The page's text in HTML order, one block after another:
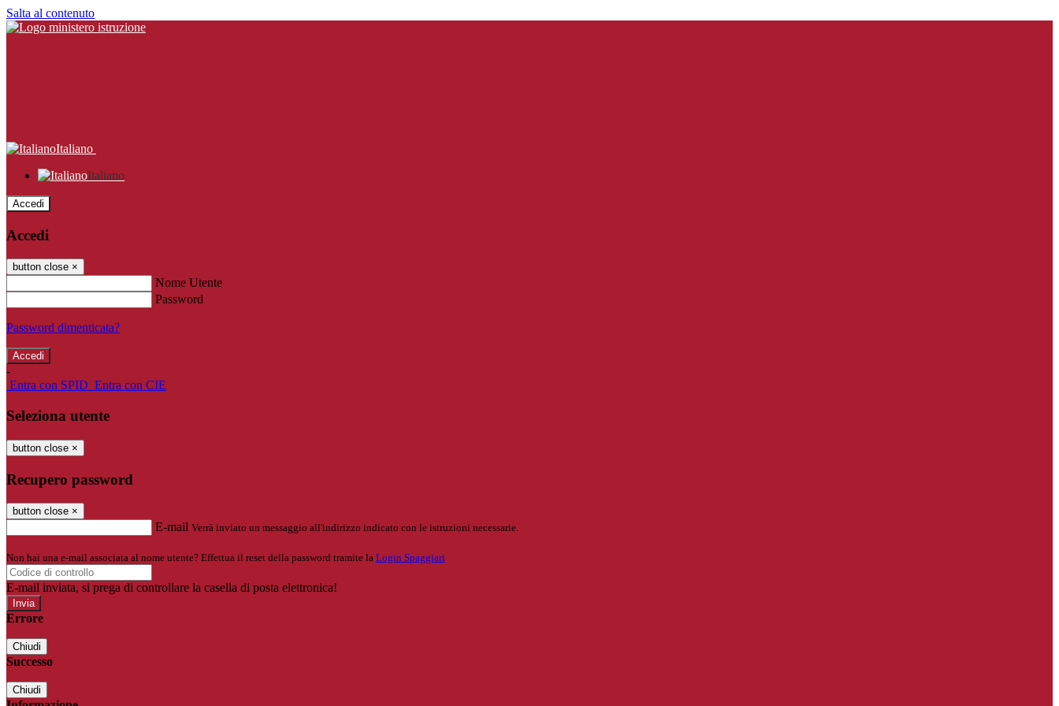
Salta al contenuto
Italiano
Italiano
Accedi
Accedi
button close ×
Nome Utente
Password
Password dimenticata?
-
Entra con SPID Entra con CIE
Seleziona utente
button close ×
Recupero password
button close ×
E-mail Verrà inviato un messaggio all'indirizzo indicato con le istruzioni necessarie.
Non hai una e-mail associata al nome utente? Effettua il reset della password tramite la Login Spaggiari
E-mail inviata, si prega di controllare la casella di posta elettronica!
Errore
Chiudi
Successo
Chiudi